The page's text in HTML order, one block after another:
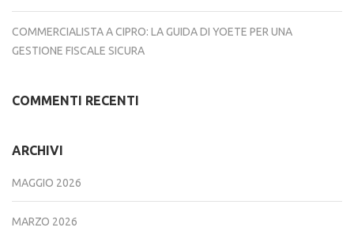
COMMERCIALISTA A CIPRO: LA GUIDA DI YOETE PER UNA
GESTIONE FISCALE SICURA
COMMENTI RECENTI
ARCHIVI
MAGGIO 2026
MARZO 2026